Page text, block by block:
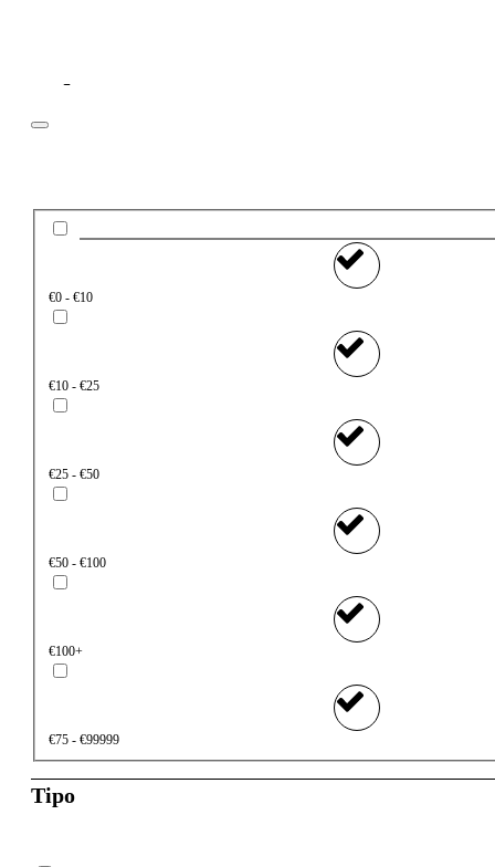
Filtros
€0 - €10
€10 - €25
€25 - €50
€50 - €100
€100+
€75 - €99999
Tipo